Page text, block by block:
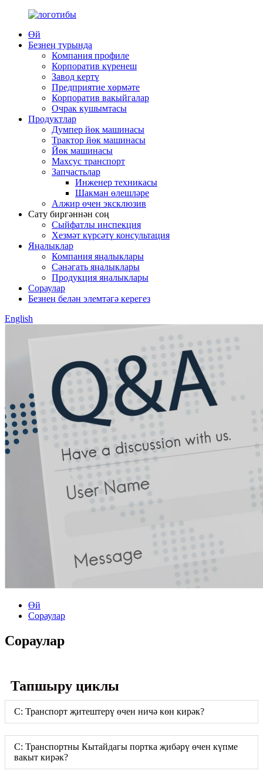
Өй
Безнең турында
Компания профиле
Корпоратив күренеш
Завод кертү
Предприятие хөрмәте
Корпоратив вакыйгалар
Очрак кушымтасы
Продуктлар
Думпер йөк машинасы
Трактор йөк машинасы
Йөк машинасы
Махсус транспорт
Запчастьлар
Инженер техникасы
Шакман өлешләре
Алжир өчен эксклюзив
Сату биргәннән соң
Сыйфатлы инспекция
Хезмәт күрсәтү консультация
Яңалыклар
Компания яңалыклары
Сәнәгать яңалыклары
Продукция яңалыклары
Сораулар
Безнең белән элемтәгә керегез
English
Өй
Сораулар
Сораулар
Тапшыру циклы
С: Транспорт җитештерү өчен ничә көн кирәк?
С: Транспортны Кытайдагы портка җибәрү өчен күпме
вакыт кирәк?